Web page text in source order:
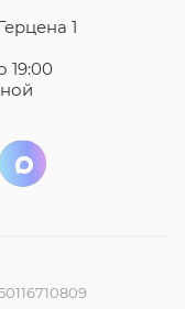
1
19:00